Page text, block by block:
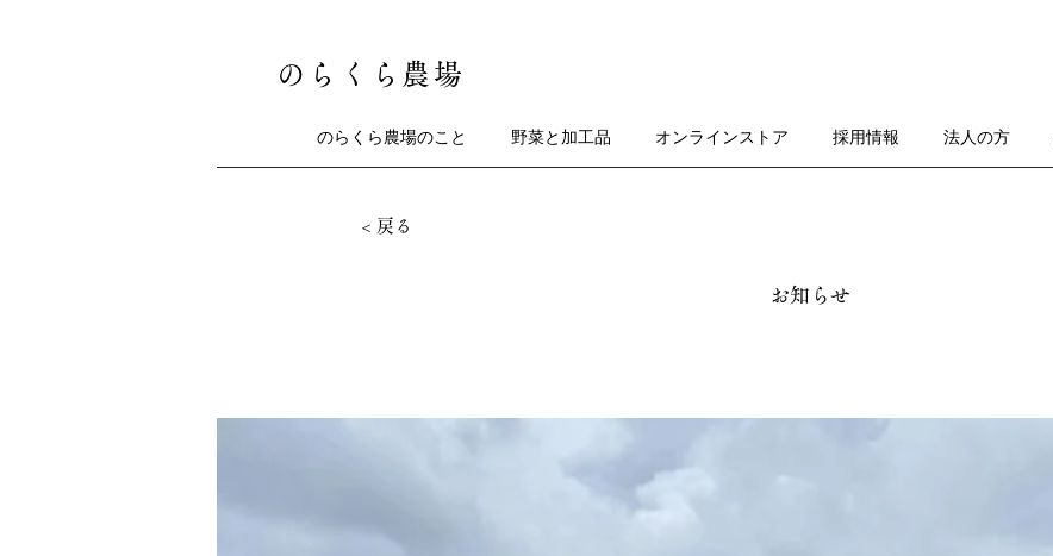
のらくら農場
のらくら農場のこと 野菜と加工品 オンラインストア 採用情報 法人の方
< 戻る
お知らせ